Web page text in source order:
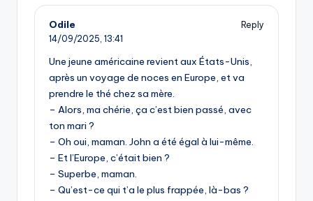
Odile
Reply
14/09/2025, 13:41
Une jeune américaine revient aux États-Unis,
après un voyage de noces en Europe, et va
prendre le thé chez sa mère.
– Alors, ma chérie, ça c’est bien passé, avec
ton mari ?
– Oh oui, maman. John a été égal à lui-même.
– Et l’Europe, c’était bien ?
– Superbe, maman.
– Qu’est-ce qui t’a le plus frappée, là-bas ?